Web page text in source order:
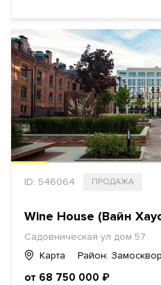
ID: 546064 ПРОДАЖА
Wine House (Вайн
Садовническая ул дом 57
Карта
Район:
от 68 750 000 ₽